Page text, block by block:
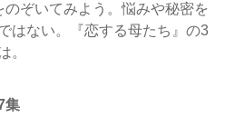
ぞいてみよう。悩みや秘密を
はない。『恋する母たち』の3
。
集